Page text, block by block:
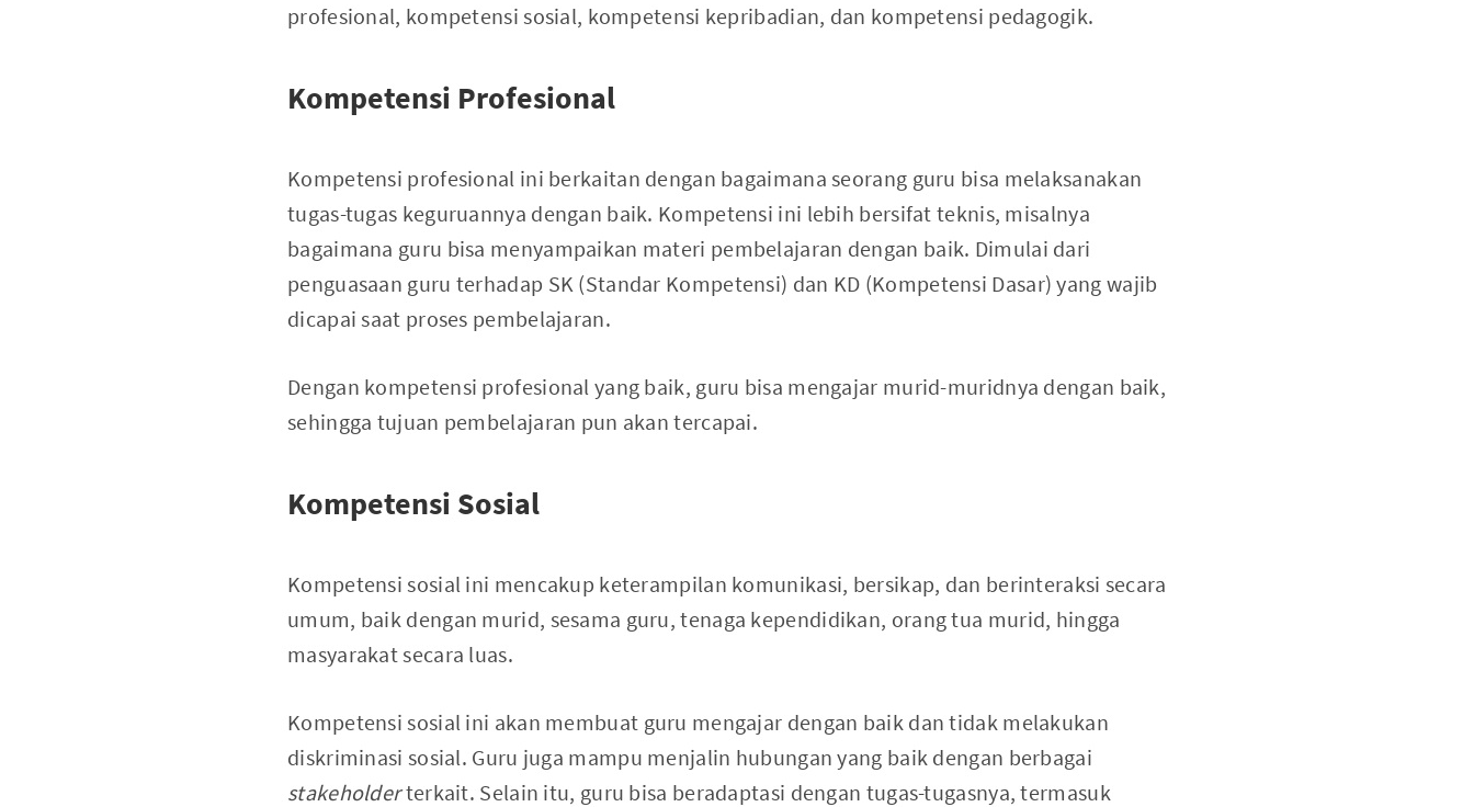
profesional, kompetensi sosial, kompetensi kepribadian, dan kompetensi pedagogik.
Kompetensi Profesional
Kompetensi profesional ini berkaitan dengan bagaimana seorang guru bisa melaksanakan
tugas-tugas keguruannya dengan baik. Kompetensi ini lebih bersifat teknis, misalnya
bagaimana guru bisa menyampaikan materi pembelajaran dengan baik. Dimulai dari
penguasaan guru terhadap SK (Standar Kompetensi) dan KD (Kompetensi Dasar) yang wajib
dicapai saat proses pembelajaran.
Dengan kompetensi profesional yang baik, guru bisa mengajar murid-muridnya dengan baik,
sehingga tujuan pembelajaran pun akan tercapai.
Kompetensi Sosial
Kompetensi sosial ini mencakup keterampilan komunikasi, bersikap, dan berinteraksi secara
umum, baik dengan murid, sesama guru, tenaga kependidikan, orang tua murid, hingga
masyarakat secara luas.
Kompetensi sosial ini akan membuat guru mengajar dengan baik dan tidak melakukan
diskriminasi sosial. Guru juga mampu menjalin hubungan yang baik dengan berbagai
stakeholderterkait. Selain itu, guru bisa beradaptasi dengan tugas-tugasnya, termasuk